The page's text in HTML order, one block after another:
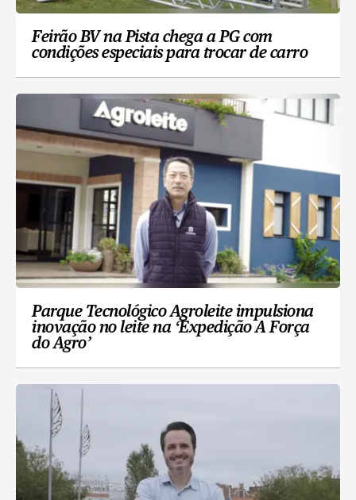
Feirão BV na Pista chega a PG com
condições especiais para trocar de carro
Parque Tecnológico Agroleite impulsiona
inovação no leite na ‘Expedição A Força
do Agro’